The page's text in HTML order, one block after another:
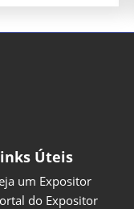
Úteis
um Expositor
do Expositor